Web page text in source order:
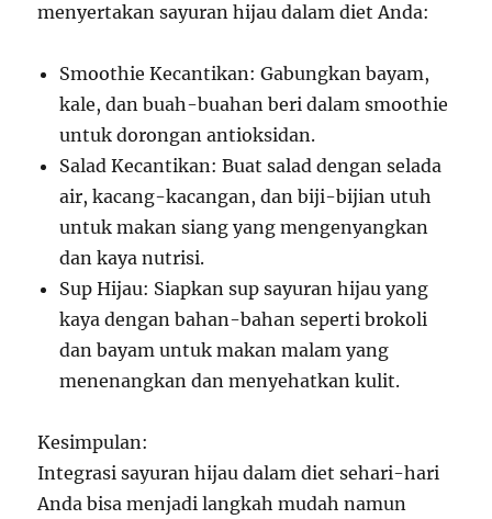
menyertakan sayuran hijau dalam diet Anda:
Smoothie Kecantikan: Gabungkan bayam,
kale, dan buah-buahan beri dalam smoothie
untuk dorongan antioksidan.
Salad Kecantikan: Buat salad dengan selada
air, kacang-kacangan, dan biji-bijian utuh
untuk makan siang yang mengenyangkan
dan kaya nutrisi.
Sup Hijau: Siapkan sup sayuran hijau yang
kaya dengan bahan-bahan seperti brokoli
dan bayam untuk makan malam yang
menenangkan dan menyehatkan kulit.
Kesimpulan:
Integrasi sayuran hijau dalam diet sehari-hari
Anda bisa menjadi langkah mudah namun